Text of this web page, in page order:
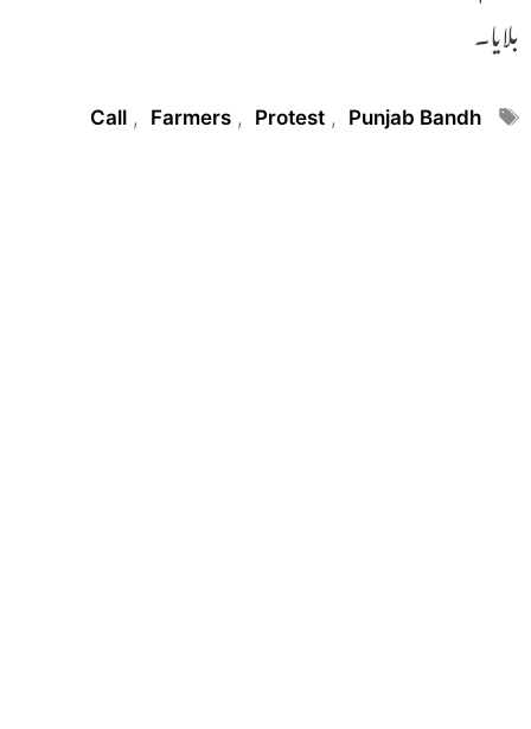
بلایا۔
Tags
Call , Farmers , Protest , Punjab Bandh